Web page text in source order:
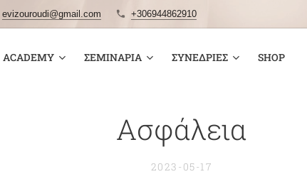
evizouroudi@gmail.com +306944862910
ACADEMY ΣΕΜΙΝΆΡΙΑ ΣΥΝΕΔΡΊΕΣ SHOP
Ασφάλεια
2023-05-17